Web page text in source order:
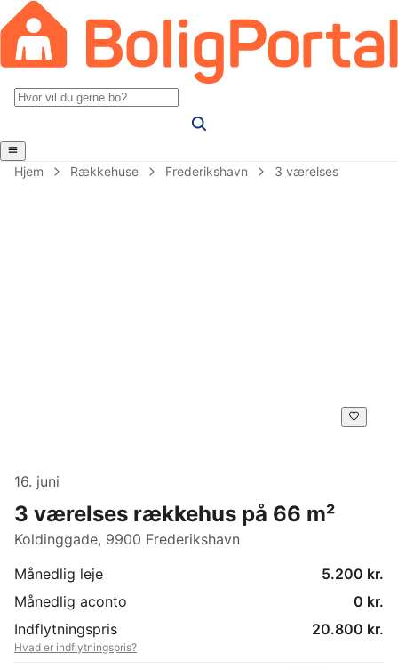
Hjem Rækkehuse Frederikshavn 3 værelses
16. juni
3 værelses rækkehus på 66 m²
Koldinggade, 9900 Frederikshavn
Månedlig leje
5.200 kr.
Månedlig aconto
0 kr.
Indflytningspris
20.800 kr.
Hvad er indflytningspris?